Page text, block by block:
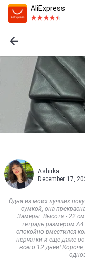
AliExpress
Ashirka
December 17,
Одна из моих лучших
сумкой, она
Замеры: Высота - 22
тетрадь размером
спокойно вместился
перчатки и ещё даже
всего 12 дней!